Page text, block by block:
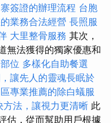
簽證的辦理流程 台胞
業務合法經營 長照服
大里整骨服務 其次，
無法獲得的獨家優惠和
位 多樣化自助餐選
讓先人的靈魂長眠於
專業推薦的除白蟻服
方法，讓視力更清晰 此
估，從而幫助用戶根據